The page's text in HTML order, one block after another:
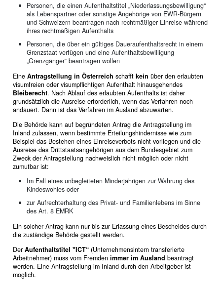
Personen, die einen Aufenthaltstitel „Niederlassungsbewilligung“
als Lebenspartner oder sonstige Angehörige von EWR-Bürgern
und Schweizern beantragen nach rechtmäßiger Einreise während
ihres rechtmäßigen Aufenthalts
Personen, die über ein gültiges Daueraufenthaltsrecht in einem
Grenzstaat verfügen und eine Aufenthaltsbewilligung
„Grenzgänger“ beantragen wollen
Eine Antragstellung in Österreich schafft kein über den erlaubten
visumfreien oder visumpflichtigen Aufenthalt hinausgehendes
Bleiberecht. Nach Ablauf des erlaubten Aufenthalts ist daher
grundsätzlich die Ausreise erforderlich, wenn das Verfahren noch
andauert. Dann ist das Verfahren im Ausland abzuwarten.
Die Behörde kann auf begründeten Antrag die Antragstellung im
Inland zulassen, wenn bestimmte Erteilungshindernisse wie zum
Beispiel das Bestehen eines Einreiseverbots nicht vorliegen und die
Ausreise des Drittstaatsangehörigen aus dem Bundesgebiet zum
Zweck der Antragstellung nachweislich nicht möglich oder nicht
zumutbar ist:
Im Fall eines unbegleiteten Minderjährigen zur Wahrung des
Kindeswohles oder
zur Aufrechterhaltung des Privat- und Familienlebens im Sinne
des Art. 8 EMRK
Ein solcher Antrag kann nur bis zur Erlassung eines Bescheides durch
die zuständige Behörde gestellt werden.
Der Aufenthaltstitel "ICT“(Unternehmensintern transferierte
Arbeitnehmer) muss vom Fremden immer im Ausland beantragt
werden. Eine Antragstellung im Inland durch den Arbeitgeber ist
möglich.